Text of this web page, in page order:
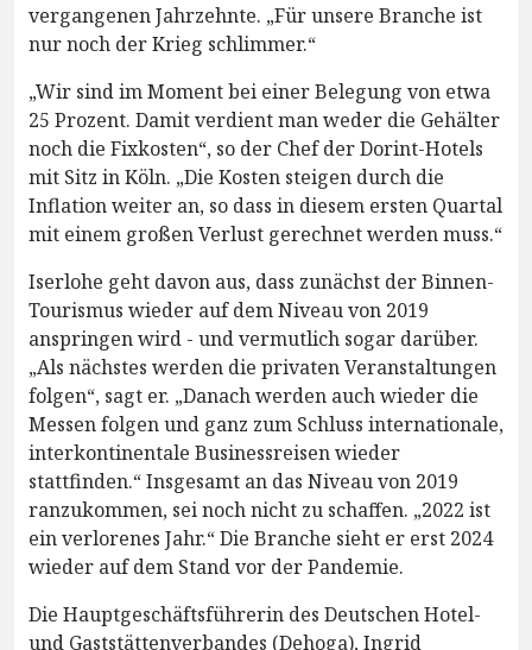
vergangenen Jahrzehnte. „Für unsere Branche ist
nur noch der Krieg schlimmer.“
„Wir sind im Moment bei einer Belegung von etwa
25 Prozent. Damit verdient man weder die Gehälter
noch die Fixkosten“, so der Chef der Dorint-Hotels
mit Sitz in Köln. „Die Kosten steigen durch die
Inflation weiter an, so dass in diesem ersten Quartal
mit einem großen Verlust gerechnet werden muss.“
Iserlohe geht davon aus, dass zunächst der Binnen-
Tourismus wieder auf dem Niveau von 2019
anspringen wird - und vermutlich sogar darüber.
„Als nächstes werden die privaten Veranstaltungen
folgen“, sagt er. „Danach werden auch wieder die
Messen folgen und ganz zum Schluss internationale,
interkontinentale Businessreisen wieder
stattfinden.“ Insgesamt an das Niveau von 2019
ranzukommen, sei noch nicht zu schaffen. „2022 ist
ein verlorenes Jahr.“ Die Branche sieht er erst 2024
wieder auf dem Stand vor der Pandemie.
Die Hauptgeschäftsführerin des Deutschen Hotel-
und Gaststättenverbandes (Dehoga), Ingrid